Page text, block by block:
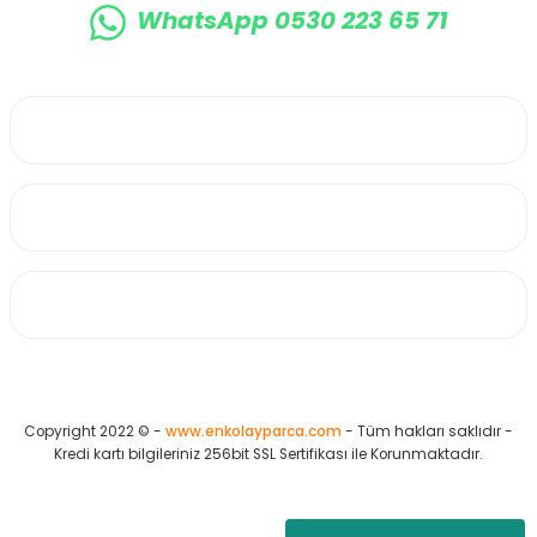
WhatsApp 0530 223 65 71
Copyright 2022 © - www.enkolayparca.com - Tüm hakları saklıdır -
Kredi kartı bilgileriniz 256bit SSL Sertifikası ile Korunmaktadır.